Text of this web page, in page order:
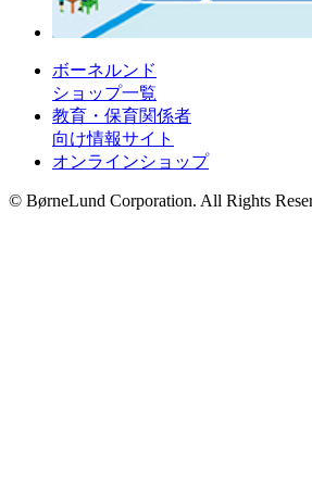
ボーネルンド
ショップ一覧
教育・保育関係者
向け情報サイト
オンラインショップ
© BørneLund Corporation. All Rights